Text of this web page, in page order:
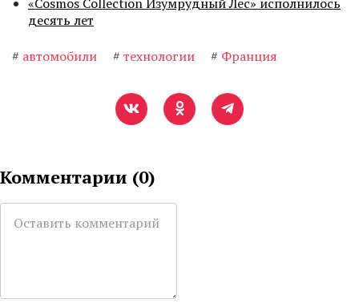
десять лет
# автомобили # технологии # Франция
Комментарии (0)